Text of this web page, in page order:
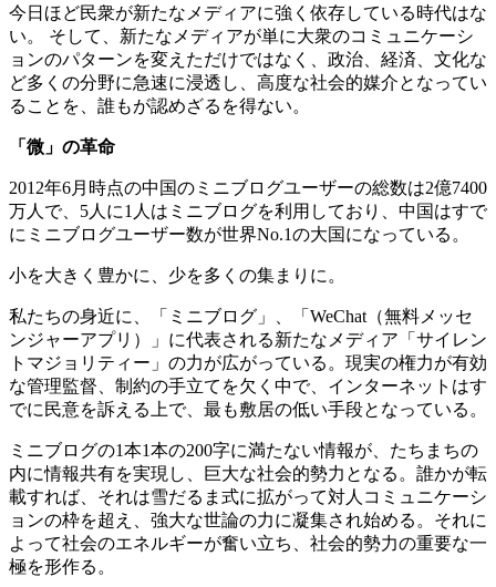
今日ほど民衆が新たなメディアに強く依存している時代はな
い。 そして、新たなメディアが単に大衆のコミュニケーシ
ョンのパターンを変えただけではなく、政治、経済、文化な
ど多くの分野に急速に浸透し、高度な社会的媒介となってい
ることを、誰もが認めざるを得ない。
「微」の革命
2012年6月時点の中国のミニブログユーザーの総数は2億7400
万人で、5人に1人はミニブログを利用しており、中国はすで
にミニブログユーザー数が世界No.1の大国になっている。
小を大きく豊かに、少を多くの集まりに。
私たちの身近に、「ミニブログ」、「 WeChat（無料メッセ
ンジャーアプリ）」に代表される新たなメディア「サイレン
トマジョリティー」の力が広がっている。現実の権力が有効
な管理監督、制約の手立てを欠く中で、インターネットはす
でに民意を訴える上で、最も敷居の低い手段となっている。
ミニブログの1本1本の200字に満たない情報が、たちまちの
内に情報共有を実現し、巨大な社会的勢力となる。誰かが転
載すれば、それは雪だるま式に拡がって対人コミュニケーシ
ョンの枠を超え、強大な世論の力に凝集され始める。それに
よって社会のエネルギーが奮い立ち、社会的勢力の重要な一
極を形作る。